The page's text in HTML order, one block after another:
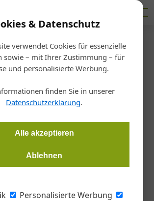
& Datenschutz
verwendet Cookies für essenzielle
sowie – mit Ihrer Zustimmung – für
und personalisierte Werbung.
finden Sie in unserer
Datenschutzerklärung.
Alle akzeptieren
Ablehnen
Personalisierte Werbung
Startseite Planen
Ausbildung
Software für HTL-
Schüler*innen
Auftrag des Bundesministeriums für
Software des Siemens Academic